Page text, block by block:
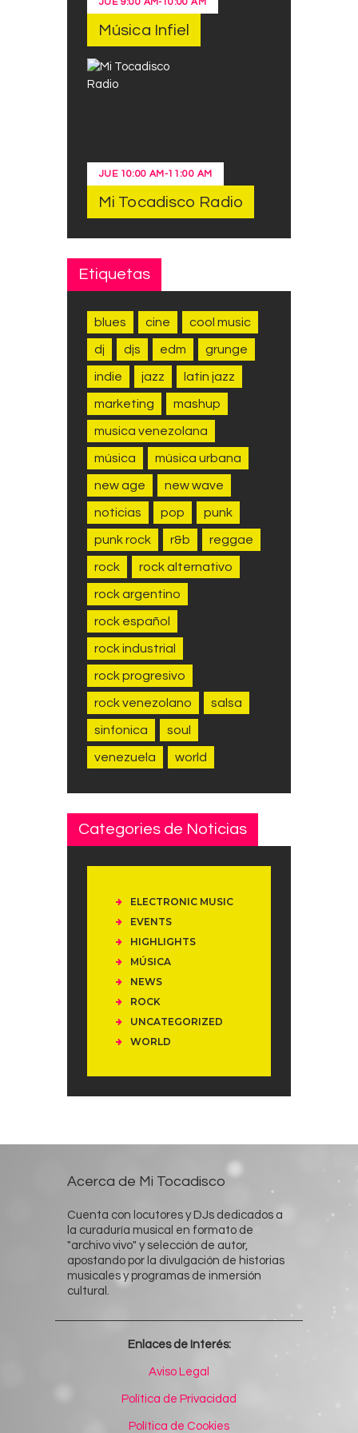
JUE 9:00 AM-10:00 AM
Música Infiel
JUE 10:00 AM -11:00 AM
Mi Tocadisco Radio
Etiquetas
blues cine cool music
dj djs edm grunge
indie jazz latin jazz
marketing mashup
musica venezolana
música música urbana
new age new wave
noticias pop punk
punk rock r&b reggae
rock rock alternativo
rock argentino
rock español
rock industrial
rock progresivo
rock venezolano salsa
sinfonica soul
venezuela world
Categories de Noticias
ELECTRONIC MUSIC
EVENTS
HIGHLIGHTS
MÚSICA
NEWS
ROCK
UNCATEGORIZED
WORLD
Acerca de Mi Tocadisco
Cuenta con locutores y DJs dedicados a
la curaduría musical en formato de
"archivo vivo" y selección de autor,
apostando por la divulgación de historias
musicales y programas de inmersión
cultural.
Enlaces de Interés:
Aviso Legal
Política de Privacidad
Política de Cookies